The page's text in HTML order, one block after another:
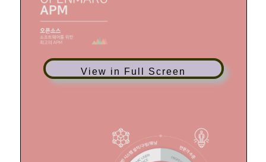
View in Full Screen